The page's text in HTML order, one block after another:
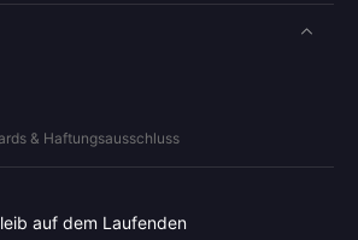
& Haftungsausschluss
auf dem Laufenden